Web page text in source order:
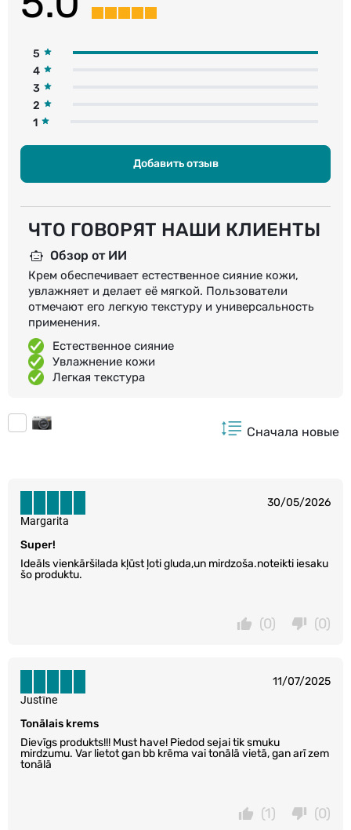
5
4
3
2
1
Добавить отзыв
ЧТО ГОВОРЯТ НАШИ КЛИЕНТЫ
Обзор от ИИ
Крем обеспечивает естественное сияние кожи,
увлажняет и делает её мягкой. Пользователи
отмечают его легкую текстуру и универсальность
применения.
Естественное сияние
Увлажнение кожи
Легкая текстура
Сначала новые
30/05/2026
Super!
Ideāls vienkārši!ada kļūst ļoti gluda,un mirdzoša.noteikti iesaku
šo produktu.
Margarita
(0)
(0)
11/07/2025
Tonālais krems
Dievīgs produkts!!! Must have! Piedod sejai tik smuku
mirdzumu. Var lietot gan bb krēma vai tonālā vietā, gan arī zem
tonālā
Justīne
(0)
(1)